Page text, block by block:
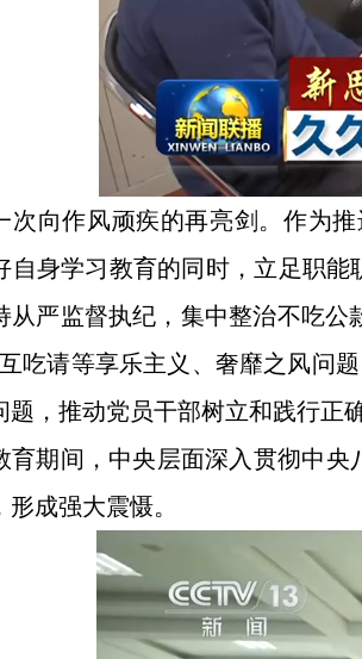
次向作风顽疾的再亮剑。作为
自身学习教育的同时，立足职
从严监督执纪，集中整治不吃公
吃请等享乐主义、奢靡之风问
题，推动党员干部树立和践行正
育期间，中央层面深入贯彻中
成强大震慑。